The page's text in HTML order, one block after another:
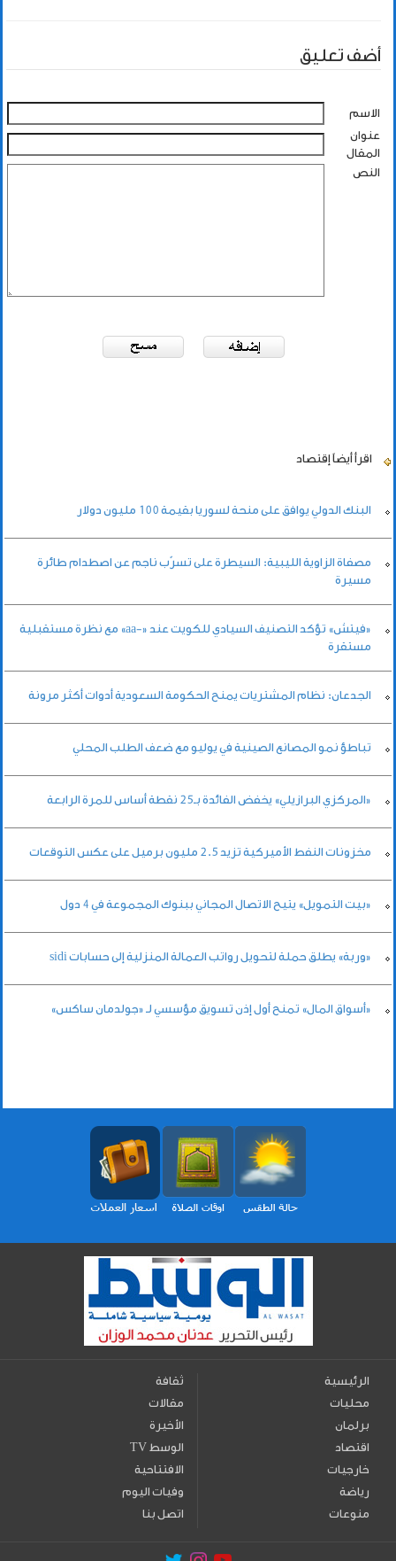
أضف تعليق
الاسم
عنوان
المقال
النص
اقرأ أيضاً إقتصاد
البنك الدولي يوافق على منحة لسوريا بقيمة 100 مليون دولار
مصفاة الزاوية الليبية: السيطرة على تسرّب ناجم عن اصطدام طائرة
مسيرة
«فيتش» تؤكد التصنيف السيادي للكويت عند «-aa» مع نظرة مستقبلية
مستقرة
الجدعان: نظام المشتريات يمنح الحكومة السعودية أدوات أكثر مرونة
تباطؤ نمو المصانع الصينية في يوليو مع ضعف الطلب المحلي
«المركزي البرازيلي» يخفض الفائدة بـ25 نقطة أساس للمرة الرابعة
مخزونات النفط الأميركية تزيد 2.5 مليون برميل على عكس التوقعات
«بيت التمويل» يتيح الاتصال المجاني ببنوك المجموعة في 4 دول
«وربة» يطلق حملة لتحويل رواتب العمالة المنزلية إلى حسابات sidi
«أسواق المال» تمنح أول إذن تسويق مؤسسي لـ «جولدمان ساكس»
الرئيسية
محليات
برلمان
اقتصاد
خارجيات
رياضة
منوعات
ثقافة
مقالات
الأخيرة
TV الوسط
الافتتاحية
وفيات اليوم
اتصل بنا